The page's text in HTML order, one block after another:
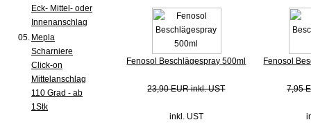
Eck- Mittel- oder
Innenanschlag
05. Mepla
Scharniere
Click-on
Mittelanschlag
110 Grad - ab
1Stk
Fenosol Beschlägespray 500ml
23,90 EUR inkl. UST
inkl. UST
Fenosol
7,95